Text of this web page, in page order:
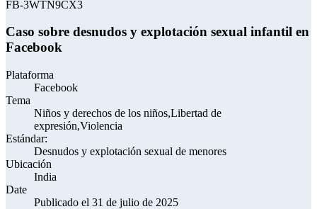
FB-3WTN9CX3
Caso sobre desnudos y explotación sexual infantil en
Facebook
Plataforma
Facebook
Tema
Niños y derechos de los niños,Libertad de
expresión,Violencia
Estándar:
Desnudos y explotación sexual de menores
Ubicación
India
Date
Publicado el 31 de julio de 2025